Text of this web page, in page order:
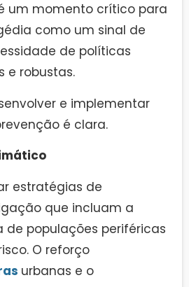
um momento crítico para
como um sinal de
de políticas
e robustas.
e implementar
é clara.
estratégias de
que incluam a
de populações periféricas
O reforço
urbanas e o